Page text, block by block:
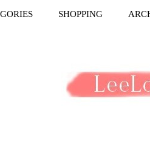
SHOPPING